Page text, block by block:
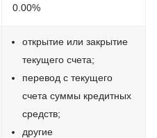
0.00%
открытие или закрытие
текущего счета;
перевод с текущего
счета суммы кредитных
средств;
другие